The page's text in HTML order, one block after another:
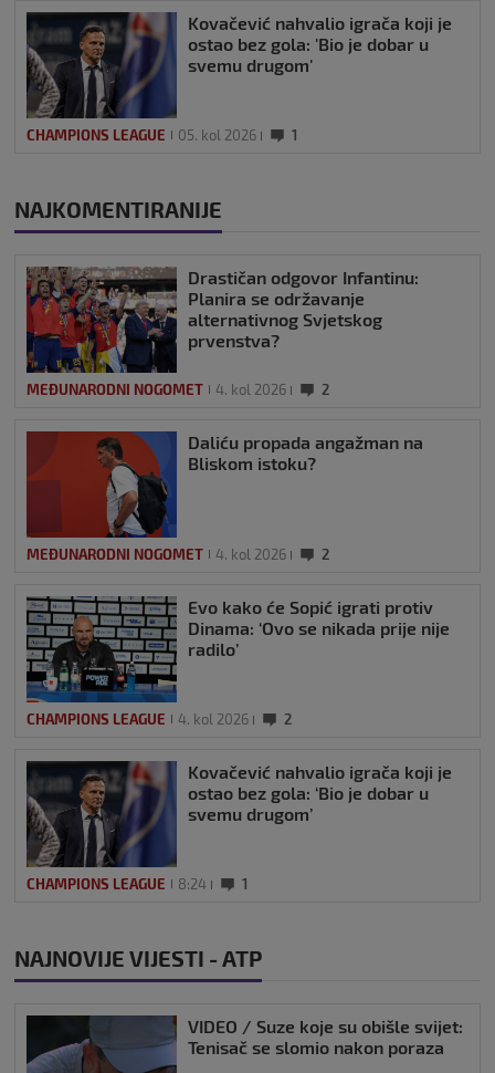
Kovačević nahvalio igrača koji je
ostao bez gola: 'Bio je dobar u
svemu drugom'
CHAMPIONS LEAGUE 05. kol 2026 1
NAJKOMENTIRANIJE
Drastičan odgovor Infantinu:
Planira se održavanje
alternativnog Svjetskog
prvenstva?
MEĐUNARODNI NOGOMET 4. kol 2026 2
Daliću propada angažman na
Bliskom istoku?
MEĐUNARODNI NOGOMET 4. kol 2026 2
Evo kako će Sopić igrati protiv
Dinama: ‘Ovo se nikada prije nije
radilo’
CHAMPIONS LEAGUE 4. kol 2026 2
Kovačević nahvalio igrača koji je
ostao bez gola: ‘Bio je dobar u
svemu drugom’
CHAMPIONS LEAGUE 8:24 1
NAJNOVIJE VIJESTI - ATP
VIDEO / Suze koje su obišle svijet:
Tenisač se slomio nakon poraza